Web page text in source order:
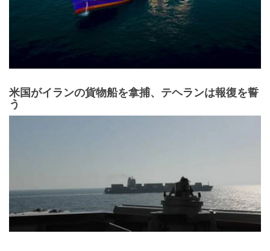
米国がイランの貨物船を拿捕、テヘランは報復を誓
う